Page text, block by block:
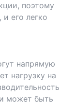
поэтому
его легко
напрямую
нагрузку на
может быть